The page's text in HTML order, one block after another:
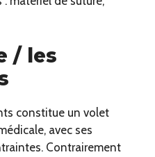
/ les
constitue un volet
avec ses
Contrairement